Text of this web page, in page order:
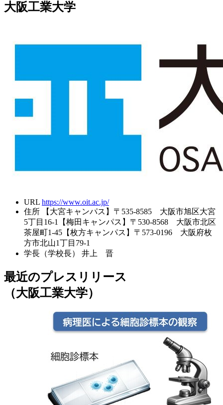
大阪工業大学
URL https://www.oit.ac.jp/
住所
【大宮キャンパス】〒535-8585 大阪市旭区大宮
5丁目16-1【梅田キャンパス】〒530-8568 大阪市北区
茶屋町1-45【枚方キャンパス】〒573-0196 大阪府枚
方市北山1丁目79-1
学長（学校長）
井上 晋
最近のプレスリリース
（大阪工業大学）